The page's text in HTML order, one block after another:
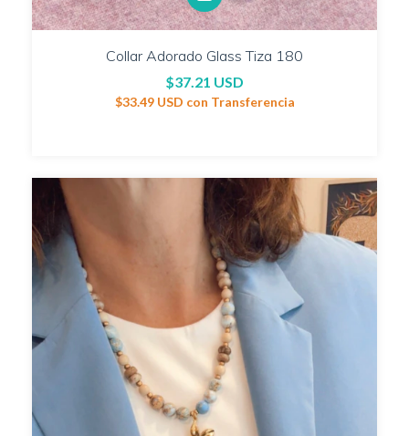
Collar Adorado Glass Tiza 180
$37.21 USD
$33.49 USD con Transferencia